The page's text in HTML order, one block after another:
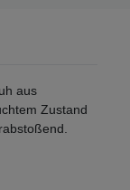
aus
Zustand